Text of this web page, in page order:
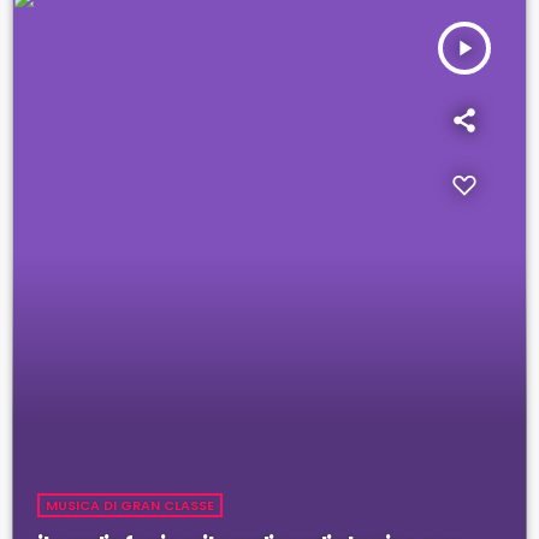
play_arrow
MUSICA DI GRAN CLASSE